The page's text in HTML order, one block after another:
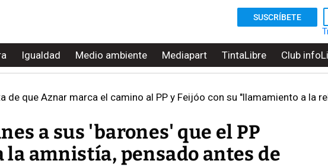
SUSCRÍBETE
Igualdad Medio ambiente Mediapart TintaLibre Club
de que Aznar marca el camino al PP y Feijóo con su "llamamiento a la
a sus 'barones' que el PP
amnistía, pensado antes de